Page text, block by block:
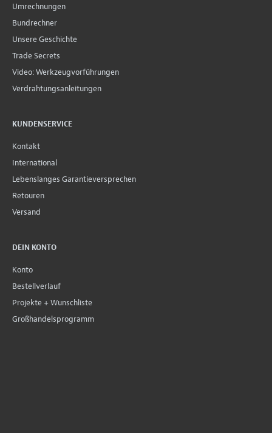
Umrechnungen
Bundrechner
Unsere Geschichte
Trade Secrets
Video: Werkzeugvorführungen
Verdrahtungsanleitungen
KUNDENSERVICE
Kontakt
International
Lebenslanges Garantieversprechen
Retouren
Versand
DEIN KONTO
Konto
Bestellverlauf
Projekte + Wunschliste
Großhandelsprogramm